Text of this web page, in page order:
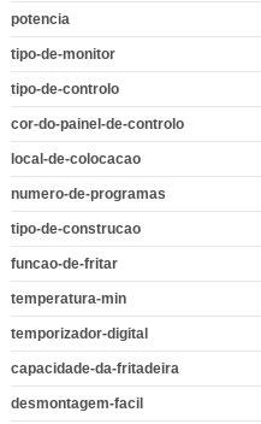
potencia
tipo-de-monitor
tipo-de-controlo
cor-do-painel-de-controlo
local-de-colocacao
numero-de-programas
tipo-de-construcao
funcao-de-fritar
temperatura-min
temporizador-digital
capacidade-da-fritadeira
desmontagem-facil